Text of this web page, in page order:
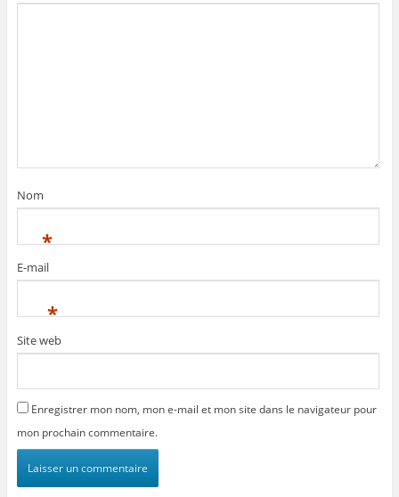
Nom
*
E-mail
*
Site web
Enregistrer mon nom, mon e-mail et mon site dans le navigateur pour
mon prochain commentaire.